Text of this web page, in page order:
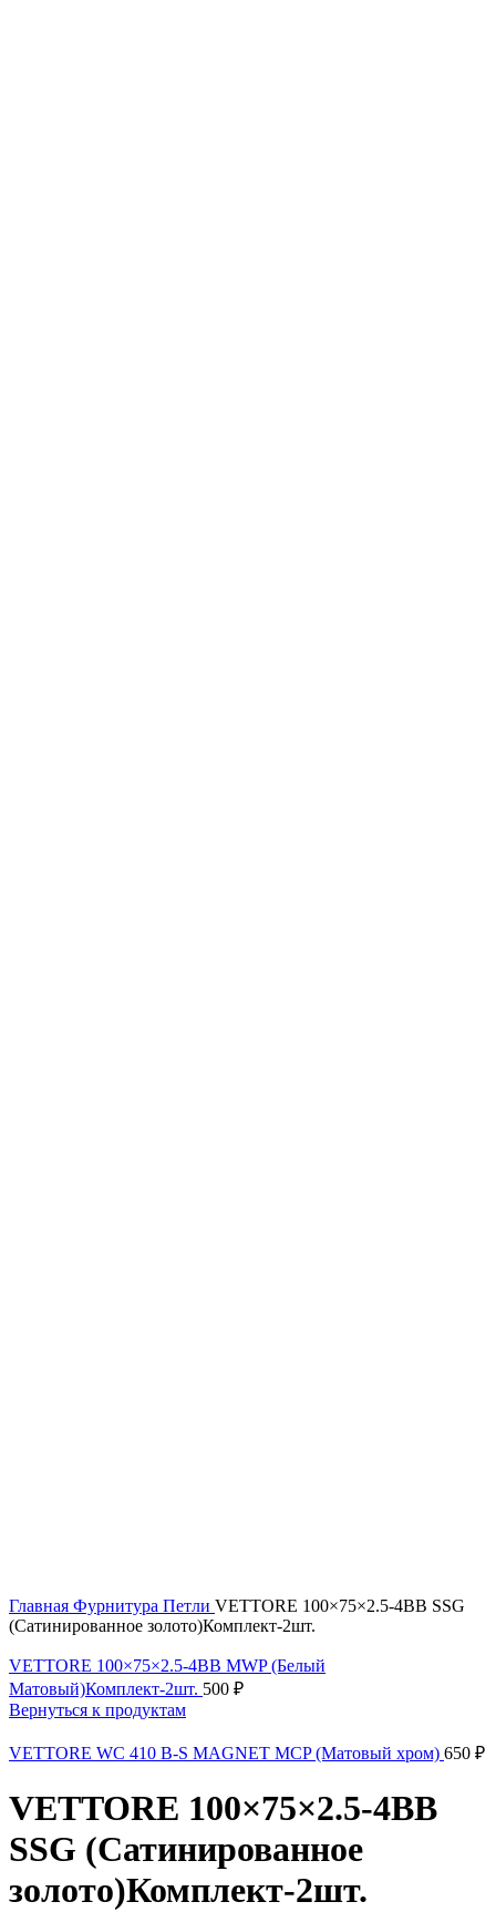
Главная Фурнитура Петли VETTORE 100×75×2.5-4BB SSG
(Сатинированное золото)Комплект-2шт.
VETTORE 100×75×2.5-4BB MWP (Белый
Матовый)Комплект-2шт. 500 ₽
Вернуться к продуктам
VETTORE WC 410 B-S MAGNET MCP (Матовый хром) 650 ₽
VETTORE 100×75×2.5-4BB
SSG (Сатинированное
золото)Комплект-2шт.